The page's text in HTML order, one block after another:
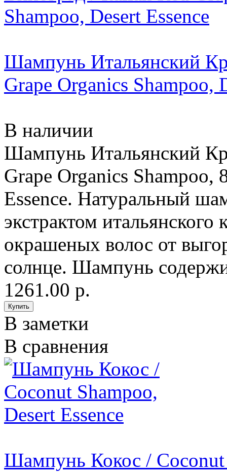
Шампунь Итальянский
Grape Organics Shampoo,
В наличии
Шампунь Итальянский
Grape Organics
Essence. Натуральный
экстрактом
окрашеных волос от
солнце. Шампунь
1261.00 р.
В заметки
В сравнения
Шампунь Кокос / Coconut